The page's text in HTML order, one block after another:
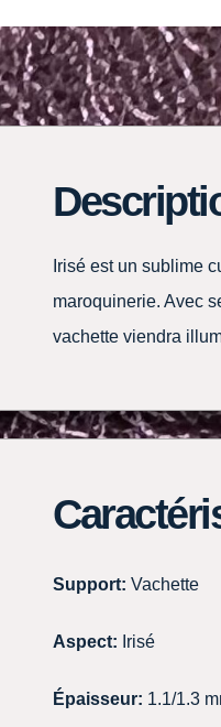
Irisé est un sublime
maroquinerie. Avec
vachette viendra
Support: Vachette
Aspect: Irisé
Épaisseur: 1.1/1.3